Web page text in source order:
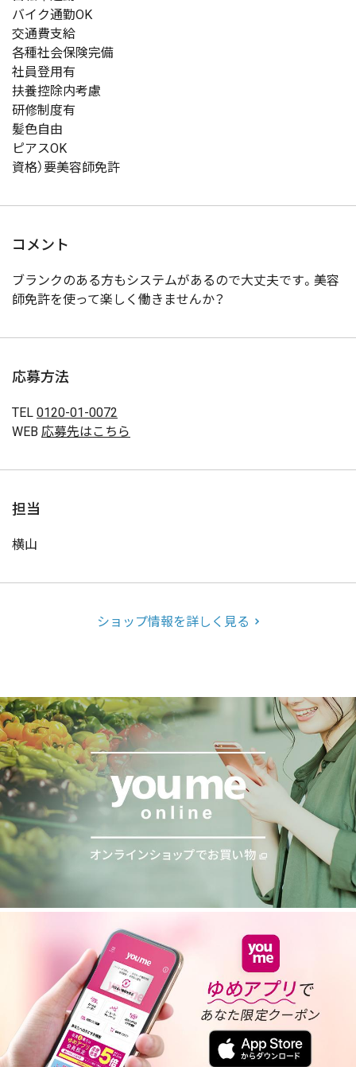
バイク通勤OK
交通費支給
各種社会保険完備
社員登用有
扶養控除内考慮
研修制度有
髪色自由
ピアスOK
資格）要美容師免許
コメント
ブランクのある方もシステムがあるので大丈夫です。美容
師免許を使って楽しく働きませんか？
応募方法
TEL 0120-01-0072
WEB 応募先はこちら
担当
横山
ショップ情報を詳しく見る